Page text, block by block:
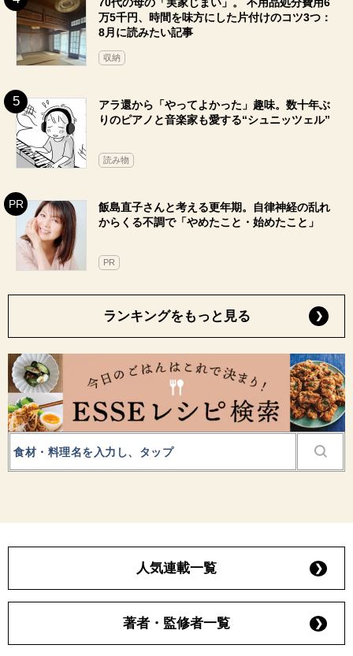
万5千円、時間を味方にした片付けのコツ3つ：
8月に読みたい記事
収納
アラ還から「やってよかった」趣味。数十年ぶ
りのピアノと音楽家も愛する“シュニッツェル”
読み物
飯島直子さんと考える更年期。自律神経の乱れ
からくる不調で「やめたこと・始めたこと」
PR
ランキングをもっと見る
人気連載一覧
著者・監修者一覧